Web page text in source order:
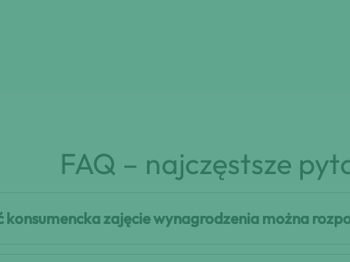
FAQ – najczęstsze
konsumencka zajęcie wynagrodzenia można